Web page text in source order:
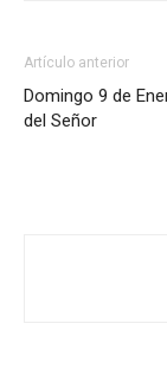
Artículo anterior
Domingo 9 de
del Señor